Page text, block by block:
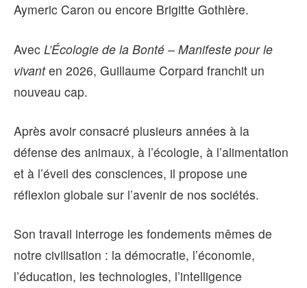
Aymeric Caron ou encore Brigitte Gothière.
Avec L’Écologie de la Bonté – Manifeste pour le
vivanten 2026, Guillaume Corpard franchit un
nouveau cap.
Après avoir consacré plusieurs années à la
défense des animaux, à l’écologie, à l’alimentation
et à l’éveil des consciences, il propose une
réflexion globale sur l’avenir de nos sociétés.
Son travail interroge les fondements mêmes de
notre civilisation : la démocratie, l’économie,
l’éducation, les technologies, l’intelligence